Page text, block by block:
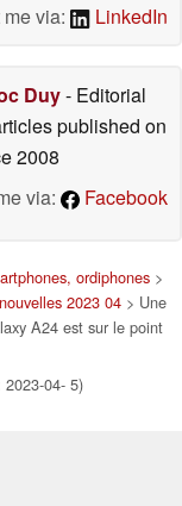
me via:
LinkedIn
Duy- Editorial
published on
2008
via:
Facebook
ordiphones >
2023 04> Une
A24 est sur le point
04- 5)